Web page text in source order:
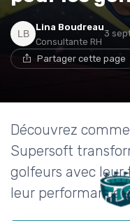
Lina Boudreau
Consultante RH
3
Partager cette page
Découvrez
Supersoft
golfeurs avec
leur performance
* En rejoignant le
de Sports Insiders